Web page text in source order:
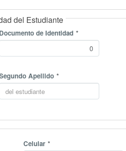
del Estudiante
Documento de Identidad
Apellido
Celular